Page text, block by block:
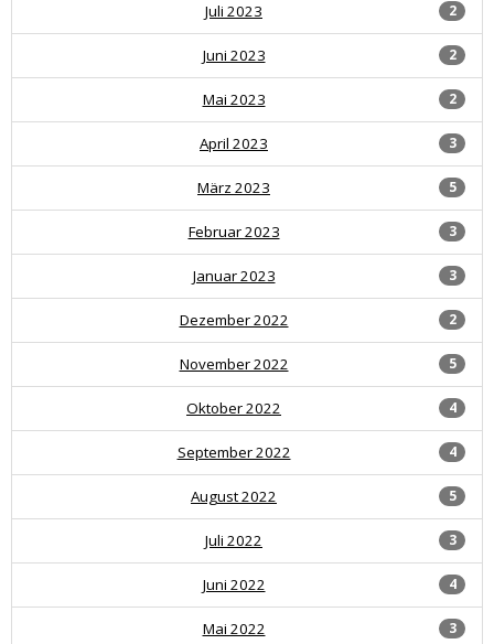
2
Juli 2023
2
Juni 2023
2
Mai 2023
3
April 2023
5
März 2023
3
Februar 2023
3
Januar 2023
2
Dezember 2022
5
November 2022
4
Oktober 2022
4
September 2022
5
August 2022
3
Juli 2022
4
Juni 2022
3
Mai 2022